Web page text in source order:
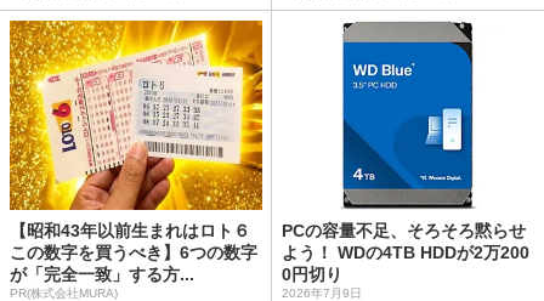
【昭和43年以前生まれはロト６
この数字を買うべき】6つの数字
が「完全一致」する方...
PR(株式会社MURA)
PCの容量不足、そろそろ黙らせ
よう！ WDの4TB HDDが2万200
0円切り
2026年7月9日